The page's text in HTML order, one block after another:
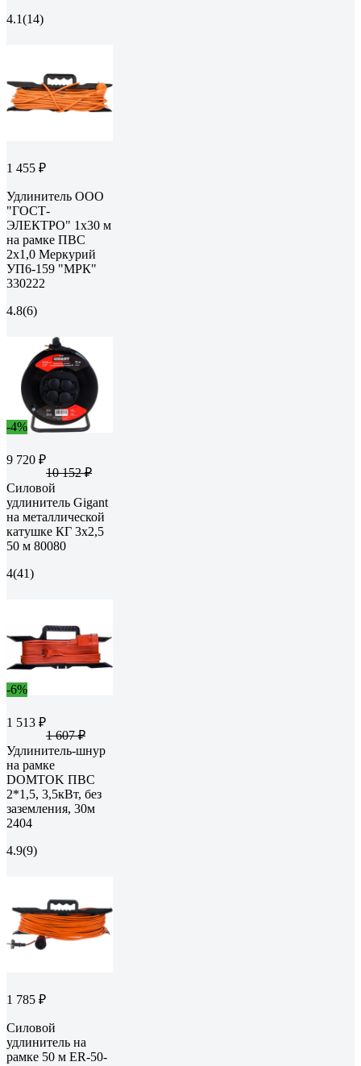
4.1(14)
1 455 ₽
Удлинитель ООО
"ГОСТ-
ЭЛЕКТРО" 1x30 м
на рамке ПВС
2x1,0 Меркурий
УП6-159 "МРК"
330222
4.8(6)
-4%
9 720 ₽
10 152 ₽
Силовой
удлинитель Gigant
на металлической
катушке КГ 3x2,5
50 м 80080
4(41)
-6%
1 513 ₽
1 607 ₽
Удлинитель-шнур
на рамке
DOMTOK ПВС
2*1,5, 3,5кВт, без
заземления, 30м
2404
4.9(9)
1 785 ₽
Силовой
удлинитель на
рамке 50 м ER-50-